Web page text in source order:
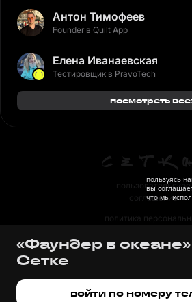
Антон Тимофеев
Founder в Quilt App
Елена Иванаевская
Тестировщик в PravoTech
посмотреть
пользовательское
соглашение
политика
правила
«Фаундер в
Сетке
войти по номеру
пользуясь
вы
что мы